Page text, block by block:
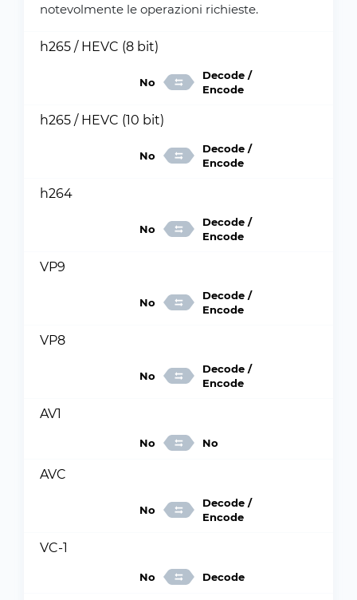
notevolmente le operazioni richieste.
h265 / HEVC (8 bit)
No
Decode /
Encode
h265 / HEVC (10 bit)
No
Decode /
Encode
h264
No
Decode /
Encode
VP9
No
Decode /
Encode
VP8
No
Decode /
Encode
AV1
No No
AVC
No
Decode /
Encode
VC-1
No Decode